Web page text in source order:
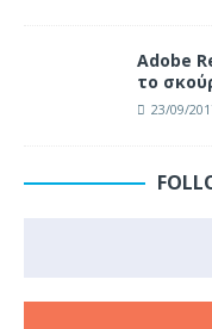
Adobe
το
23/09/